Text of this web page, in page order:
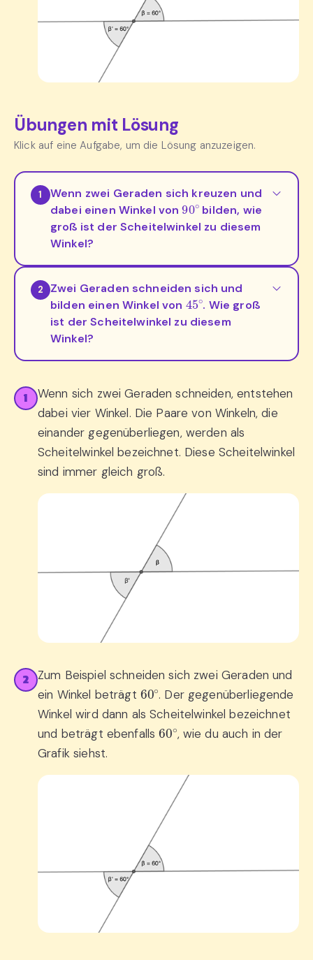
Übungen mit Lösung
Klick auf eine Aufgabe, um die Lösung anzuzeigen.
1
Wenn zwei Geraden sich kreuzen und
dabei einen Winkel von90∘bilden, wie
groß ist der Scheitelwinkel zu diesem
Winkel?
2
Zwei Geraden schneiden sich und
bilden einen Winkel von 45∘
. Wie groß
ist der Scheitelwinkel zu diesem
Winkel?
1
Wenn sich zwei Geraden schneiden, entstehen
dabei vier Winkel. Die Paare von Winkeln, die
einander gegenüberliegen, werden als
Scheitelwinkel bezeichnet. Diese Scheitelwinkel
sind immer gleich groß.
2
Zum Beispiel schneiden sich zwei Geraden und
ein Winkel beträgt 60∘
. Der gegenüberliegende
Winkel wird dann als Scheitelwinkel bezeichnet
und beträgt ebenfalls60∘, wie du auch in der
Grafik siehst.